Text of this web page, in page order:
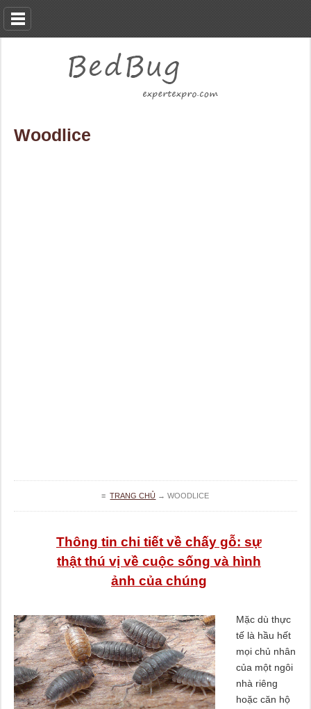
Woodlice
≡TRANG CHỦ →WOODLICE
Thông tin chi tiết về chấy gỗ: sự
thật thú vị về cuộc sống và hình
ảnh của chúng
Mặc dù thực
tế là hầu hết
mọi chủ nhân
của một ngôi
nhà riêng
hoặc căn hộ